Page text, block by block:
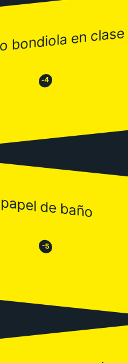
bondiola en clase
😒 -4 😂
papel de baño
😒 -5 😂